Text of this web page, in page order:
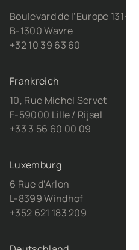
Boulevard de l’Europe 131-D21
B-1300 Wavre
+32 10 39 63 60
Frankreich
10, Rue Michel Servet
F-59000 Lille / Rijsel
+33 3 56 60 00 09
Luxemburg
6 Rue d’Arlon
L-8399 Windhof
+352 621 183 209